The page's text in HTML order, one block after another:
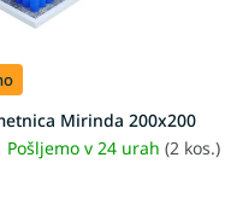
Mirinda 200x200
Pošljemo v 24 urah(2 kos.)